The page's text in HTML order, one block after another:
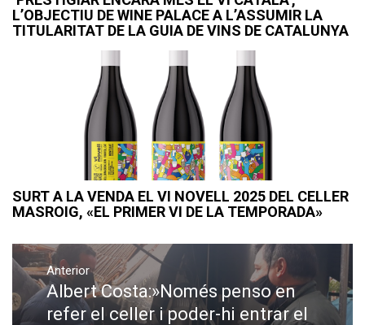
L’OBJECTIU DE WINE PALACE A L’ASSUMIR LA
TITULARITAT DE LA GUIA DE VINS DE CATALUNYA
SURT A LA VENDA EL VI NOVELL 2025 DEL CELLER
MASROIG, «EL PRIMER VI DE LA TEMPORADA»
Navegació
d'entrades
Anterior
Previous
post:
Albert Costa:»Només penso en
refer el celler i poder-hi entrar el